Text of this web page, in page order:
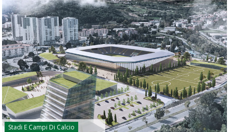
Stadi E Campi Di Calcio